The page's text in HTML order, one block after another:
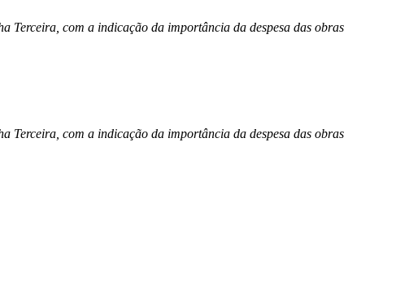
Terceira, com a indicação da importância da despesa das obras
Terceira, com a indicação da importância da despesa das obras